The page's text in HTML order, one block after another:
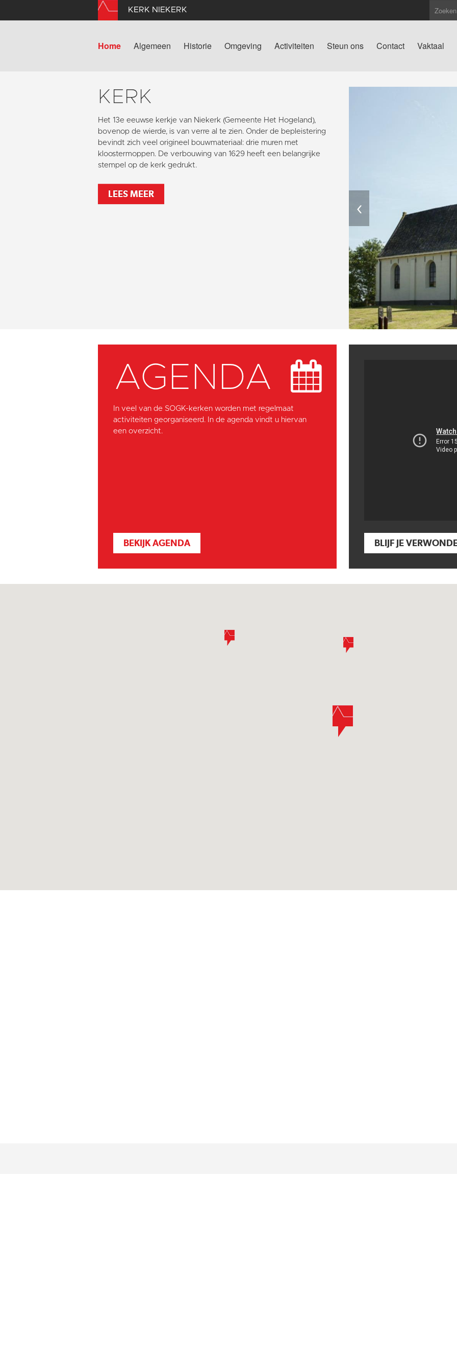
KERK NIEKERK
Home Algemeen Historie Omgeving Activiteiten Steun ons Contact Vaktaal
KERK
Het 13e eeuwse kerkje van Niekerk (Gemeente Het Hogeland),
bovenop de wierde, is van verre al te zien. Onder de bepleistering
bevindt zich veel origineel bouwmateriaal: drie muren met
kloostermoppen. De verbouwing van 1629 heeft een belangrijke
stempel op de kerk gedrukt.
LEES MEER
‹
AGENDA
In veel van de SOGK-kerken worden met regelmaat
activiteiten georganiseerd. In de agenda vindt u hiervan
een overzicht.
BEKIJK AGENDA BLIJF JE